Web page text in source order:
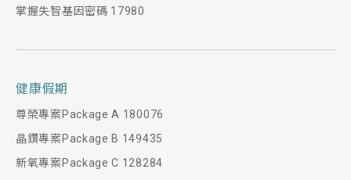
掌握失智基因密碼 17980
健康假期
尊榮專案Package A 180076
晶鑽專案Package B 149435
新氧專案Package C 128284